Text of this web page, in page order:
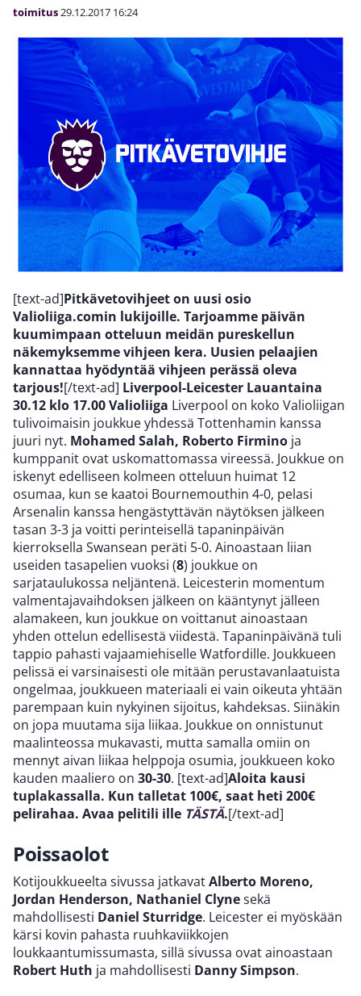
toimitus29.12.2017 16:24
[text-ad]Pitkävetovihjeet on uusi osio
Valioliiga.comin lukijoille. Tarjoamme päivän
kuumimpaan otteluun meidän pureskellun
näkemyksemme vihjeen kera. Uusien pelaajien
kannattaa hyödyntää vihjeen perässä oleva
tarjous![/text-ad] Liverpool-Leicester Lauantaina
30.12 klo 17.00Valioliiga Liverpool on koko Valioliigan
tulivoimaisin joukkue yhdessä Tottenhamin kanssa
juuri nyt. Mohamed Salah, Roberto Firmino ja
kumppanit ovat uskomattomassa vireessä. Joukkue on
iskenyt edelliseen kolmeen otteluun huimat 12
osumaa, kun se kaatoi Bournemouthin 4-0, pelasi
Arsenalin kanssa hengästyttävän näytöksen jälkeen
tasan 3-3 ja voitti perinteisellä tapaninpäivän
kierroksella Swansean peräti 5-0. Ainoastaan liian
useiden tasapelien vuoksi (8) joukkue on
sarjataulukossa neljäntenä. Leicesterin momentum
valmentajavaihdoksen jälkeen on kääntynyt jälleen
alamakeen, kun joukkue on voittanut ainoastaan
yhden ottelun edellisestä viidestä. Tapaninpäivänä tuli
tappio pahasti vajaamiehiselle Watfordille. Joukkueen
pelissä ei varsinaisesti ole mitään perustavanlaatuista
ongelmaa, joukkueen materiaali ei vain oikeuta yhtään
parempaan kuin nykyinen sijoitus, kahdeksas. Siinäkin
on jopa muutama sija liikaa. Joukkue on onnistunut
maalinteossa mukavasti, mutta samalla omiin on
mennyt aivan liikaa helppoja osumia, joukkueen koko
kauden maaliero on 30-30. [text-ad]Aloita kausi
tuplakassalla. Kun talletat 100€, saat heti 200€
pelirahaa. Avaa pelitili ille TÄSTÄ.[/text-ad]
Poissaolot
Kotijoukkueelta sivussa jatkavatAlberto Moreno,
Jordan Henderson, Nathaniel Clynesekä
mahdollisesti Daniel Sturridge. Leicester ei myöskään
kärsi kovin pahasta ruuhkaviikkojen
loukkaantumissumasta, sillä sivussa ovat ainoastaan
Robert Huth ja mahdollisesti Danny Simpson.